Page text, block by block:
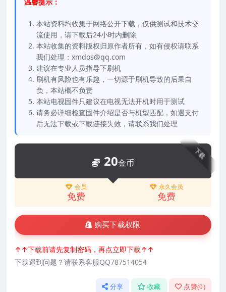
本站资料均收集于网络公开下载，仅供测试和技术交
流使用，请下载后24小时内删除
本站收集的资料版权归原作者所有，如有侵权请联系
我们处理：xmdos@qq.com
建议在专业人员指导下刷机
刷机有风险也有乐趣，一切源于刷机导致的后果自
负，本站概不负责
本站电视固件只建议在电视无法开机时用于测试
请务必详细检查固件介绍是否与机型匹配，如遇支付
后无法下载或下载链接失效，请联系我们处理
下载
20金币
会员
免费
永久会员
免费
购买下载权限
↑↑下载前请先复制密码，再点立即下载↑↑
下载遇到问题？请联系客服QQ787514054
分享 收藏 点赞(0)